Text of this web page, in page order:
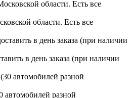
области. Есть все
в день заказа (при наличии
автомобилей разной